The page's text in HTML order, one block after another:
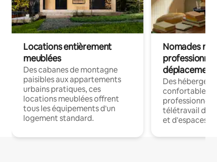
Locations entièrement
meublées
Des cabanes de montagne
paisibles aux appartements
urbains pratiques, ces
locations meublées offrent
tous les équipements d'un
logement standard.
Nomades
déplacement
Des
confortables
professionnels
télétravail
et d'espaces